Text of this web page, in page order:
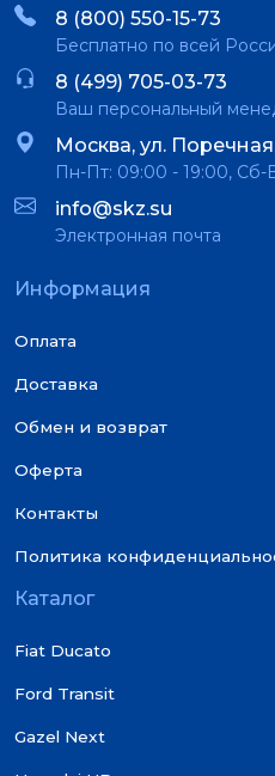
8 (800) 550-15-73
Бесплатно по всей
8 (499) 705-03-73
Ваш персональный
Москва, ул. Поречная,
Пн-Пт: 09:00 - 19:00, Сб-
info@skz.su
Электронная почта
Информация
Оплата
Доставка
Обмен и возврат
Оферта
Контакты
Политика
Каталог
Fiat Ducato
Ford Transit
Gazel Next